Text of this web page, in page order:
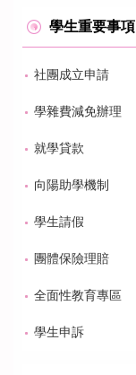
學生重要事項
社團成立申請
學雜費減免辦理
就學貸款
向陽助學機制
學生請假
團體保險理賠
全面性教育專區
學生申訴